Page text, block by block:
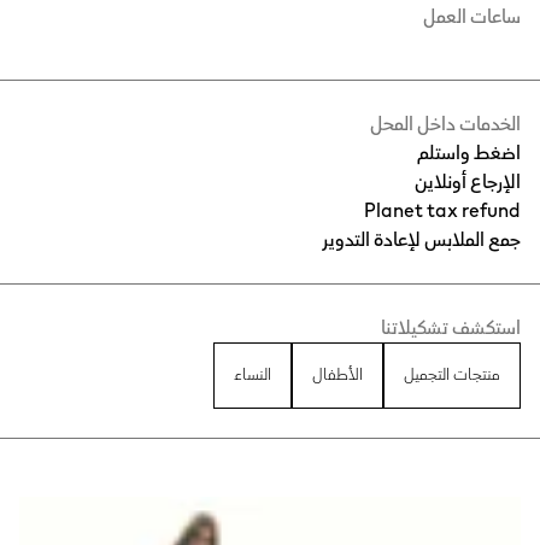
الخدمات داخل المحل
اضغط واستلم
الإرجاع أونلاين
Planet tax refund
جمع الملابس لإعادة التدوير
ساعات العمل
استكشف تشكيلاتنا
منتجات التجميل الأطفال النساء